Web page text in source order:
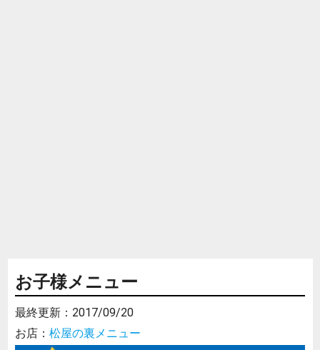
お子様メニュー
最終更新： 2017/09/20
お店： 松屋の裏メニュー